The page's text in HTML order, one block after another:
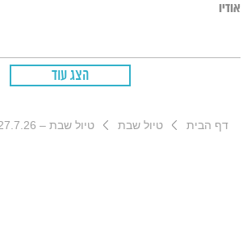
אודיו
הצג עוד
דף הבית טיול שבת טיול שבת – 27.7.26